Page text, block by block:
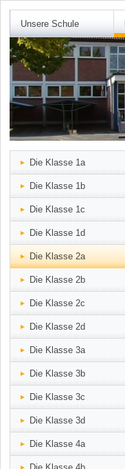
Unsere Schule
Die Klasse 1a
Die Klasse 1b
Die Klasse 1c
Die Klasse 1d
Die Klasse 2a
Die Klasse 2b
Die Klasse 2c
Die Klasse 2d
Die Klasse 3a
Die Klasse 3b
Die Klasse 3c
Die Klasse 3d
Die Klasse 4a